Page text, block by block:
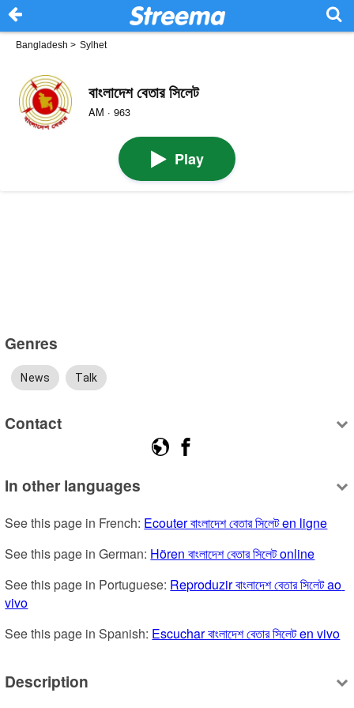
Bangladesh > Sylhet
বাংলাদেশ বেতার সিলেট
AM · 963
Play
Genres
News Talk
Contact
In other languages
See this page in French: Ecouter বাংলাদেশ বেতার সিলেট en ligne
See this page in German: Hören বাংলাদেশ বেতার সিলেট online
See this page in Portuguese: Reproduzir বাংলাদেশ বেতার সিলেট ao
vivo
See this page in Spanish: Escuchar বাংলাদেশ বেতার সিলেট en vivo
Description